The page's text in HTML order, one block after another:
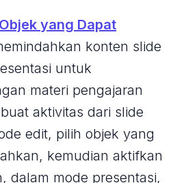
Objek yang Dapat
konten slide
untuk
materi pengajaran
aktivitas dari slide
edit, pilih objek yang
kemudian aktifkan
dalam mode presentasi,